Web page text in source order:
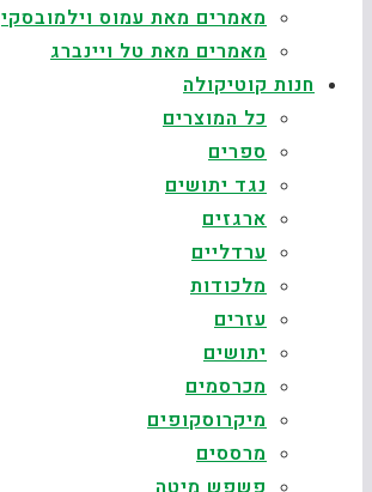
מאמרים מאת עמוס וילמובסקי
מאמרים מאת טל ויינברג
חנות קוטיקולה
כל המוצרים
ספרים
נגד יתושים
ארגזים
ערדליים
מלכודות
עזרים
יתושים
מכרסמים
מיקרוסקופים
מרססים